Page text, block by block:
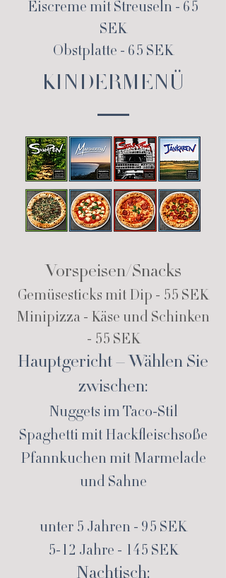
Eiscreme mit Streuseln - 65
SEK
Obstplatte - 65 SEK
KINDERMENÜ
Vorspeisen/Snacks
Gemüsesticks mit Dip - 55 SEK
Minipizza - Käse und Schinken
- 55 SEK
Hauptgericht – Wählen Sie
zwischen:
Nuggets im Taco-Stil
Spaghetti mit Hackfleischsoße
Pfannkuchen mit Marmelade
und Sahne
unter 5 Jahren - 95 SEK
5-12 Jahre - 145 SEK